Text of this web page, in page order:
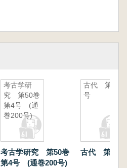
考古学研
究 第50巻
第4号 (通
巻200号)
考古学研究 第50巻
第4号 (通巻200号)
古代 第6
号
古代 第6号